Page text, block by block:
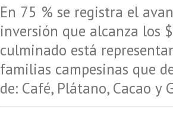
En 75 % se registra el
inversión que alcanza los
culminado está
familias campesinas que
de: Café, Plátano, Cacao y